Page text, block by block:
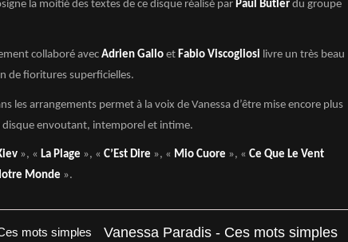
la moitié des textes de ce disque réalisé parPaul Butler du groupe
collaboré avec Adrien Gallo et Fabio Viscogliosi livre un très beau
de fioritures superficielles.
les arrangements permet à la voix de Vanessa d’être mise encore plus
disque envoutant, intemporel et intime.
», « La Plage », « C’Est Dire », « Mio Cuore », « Ce Que Le Vent
Monde ».
Vanessa Paradis - Ces mots simples